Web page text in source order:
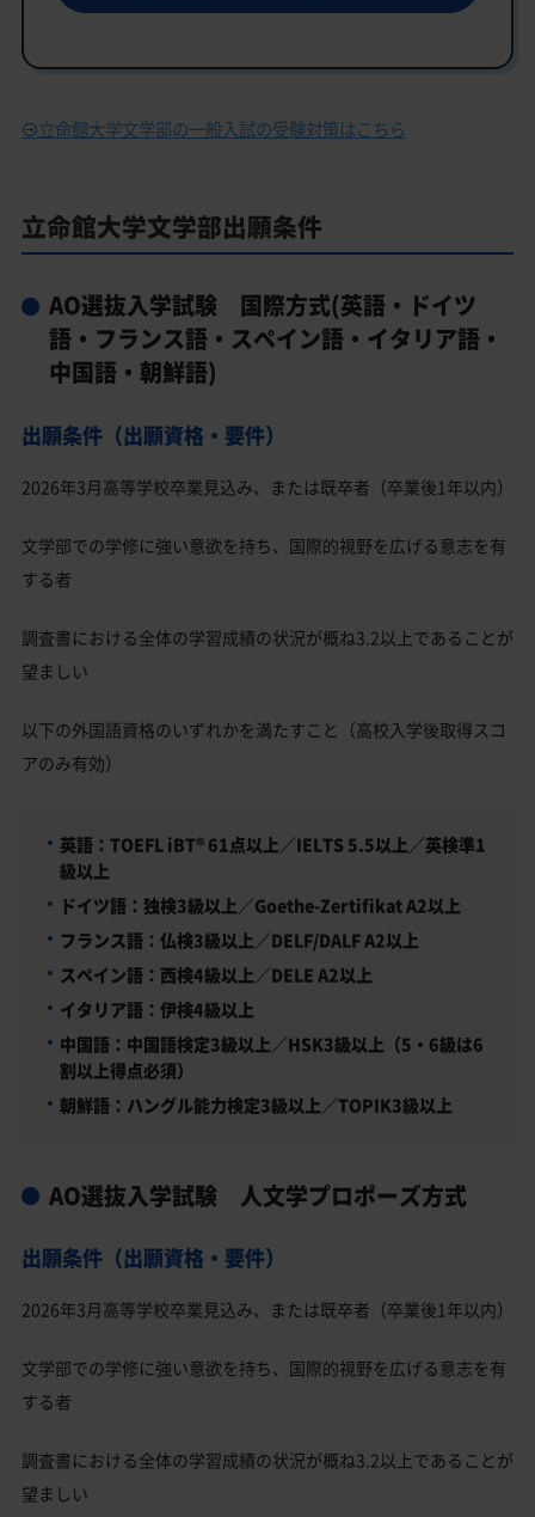
立命館大学文学部の一般入試の受験対策はこちら
立命館大学文学部出願条件
AO選抜入学試験 国際方式(英語・ドイツ
語・フランス語・スペイン語・イタリア語・
中国語・朝鮮語)
出願条件（出願資格・要件）
2026年3月高等学校卒業見込み、または既卒者（卒業後1年以内）
文学部での学修に強い意欲を持ち、国際的視野を広げる意志を有
する者
調査書における全体の学習成績の状況が概ね3.2以上であることが
望ましい
以下の外国語資格のいずれかを満たすこと（高校入学後取得スコ
アのみ有効）
英語：TOEFL iBT® 61点以上／IELTS 5.5以上／英検準1
級以上
ドイツ語：独検3級以上／Goethe-Zertifikat A2以上
フランス語：仏検3級以上／DELF/DALF A2以上
スペイン語：西検4級以上／DELE A2以上
イタリア語：伊検4級以上
中国語：中国語検定3級以上／HSK3級以上（5・6級は6
割以上得点必須）
朝鮮語：ハングル能力検定3級以上／TOPIK3級以上
AO選抜入学試験 人文学プロポーズ方式
出願条件（出願資格・要件）
2026年3月高等学校卒業見込み、または既卒者（卒業後1年以内）
文学部での学修に強い意欲を持ち、国際的視野を広げる意志を有
する者
調査書における全体の学習成績の状況が概ね3.2以上であることが
望ましい